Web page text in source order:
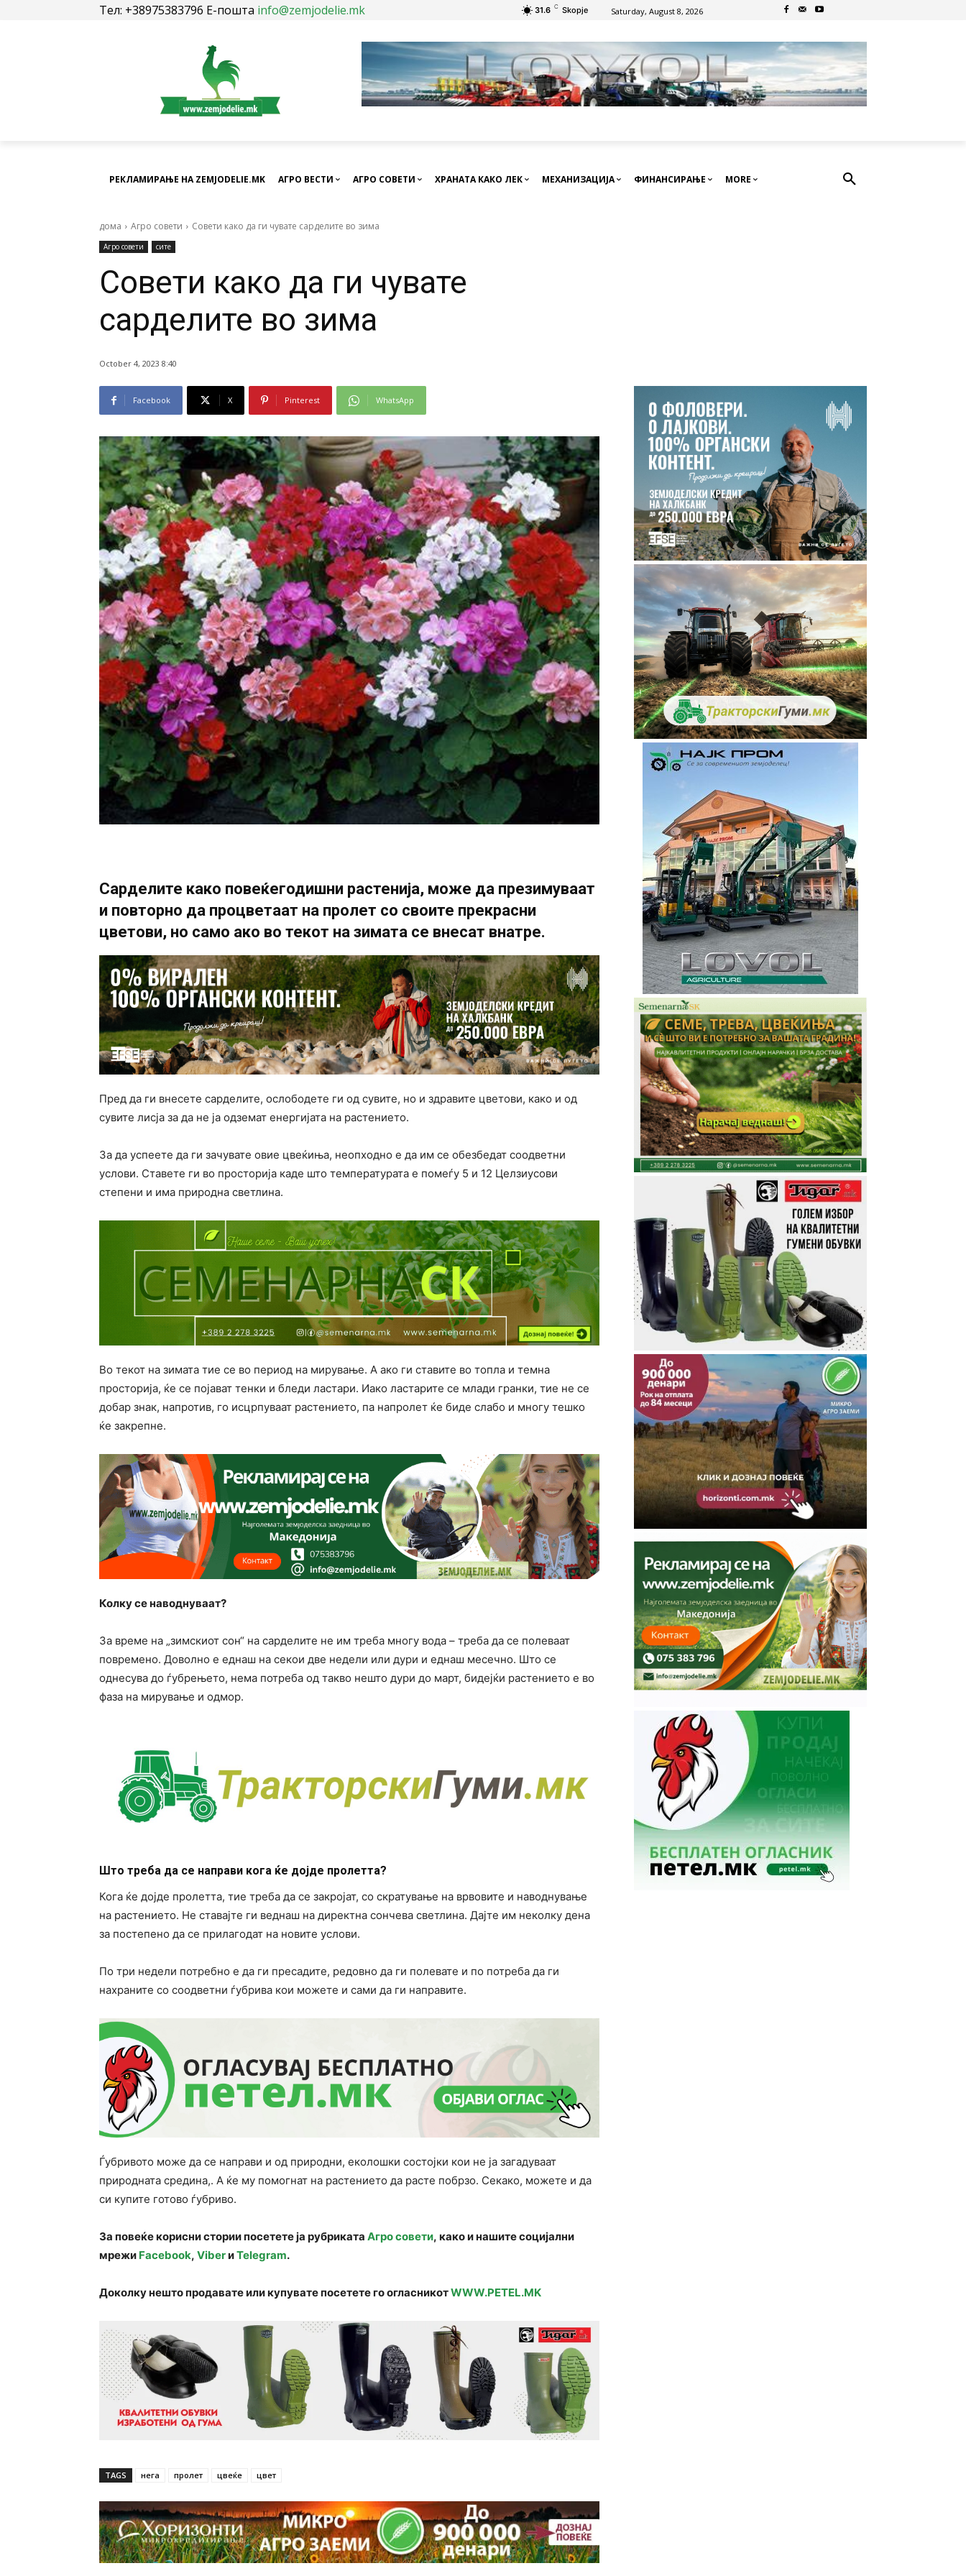
Тел: +38975383796 Е-пошта info@zemjodelie.mk 31.6 C Skopje Saturday, August 8, 2026
РЕКЛАМИРАЊЕ НА ZEMJODELIE.MK АГРО ВЕСТИ АГРО СОВЕТИ ХРАНАТА КАКО ЛЕК МЕХАНИЗАЦИЈА ФИНАНСИРАЊЕ MORE
дома Агро совети Совети како да ги чувате сарделите во зима
Агро совети сите
Совети како да ги чувате
сарделите во зима
October 4, 2023 8:40
Facebook X Pinterest WhatsApp
Сарделите како повеќегодишни растенија, може да презимуваат
и повторно да процветаат на пролет со своите прекрасни
цветови, но само ако во текот на зимата се внесат внатре.
Пред да ги внесете сарделите, ослободете ги од сувите, но и здравите цветови, како и од
сувите лисја за да не ја одземат енергијата на растението.
За да успеете да ги зачувате овие цвеќиња, неопходно е да им се обезбедат соодветни
услови. Ставете ги во просторија каде што температурата е помеѓу 5 и 12 Целзиусови
степени и има природна светлина.
Во текот на зимата тие се во период на мирување. А ако ги ставите во топла и темна
просторија, ќе се појават тенки и бледи ластари. Иако ластарите се млади гранки, тие не се
добар знак, напротив, го исцрпуваат растението, па напролет ќе биде слабо и многу тешко
ќе закрепне.
Колку се наводнуваат?
За време на „зимскиот сон“ на сарделите не им треба многу вода – треба да се полеваат
повремено. Доволно е еднаш на секои две недели или дури и еднаш месечно. Што се
однесува до ѓубрењето, нема потреба од такво нешто дури до март, бидејќи растението е во
фаза на мирување и одмор.
Што треба да се направи кога ќе дојде пролетта?
Кога ќе дојде пролетта, тие треба да се закројат, со скратување на врвовите и наводнување
на растението. Не ставајте ги веднаш на директна сончева светлина. Дајте им неколку дена
за постепено да се прилагодат на новите услови.
По три недели потребно е да ги пресадите, редовно да ги полевате и по потреба да ги
нахраните со соодветни ѓубрива кои можете и сами да ги направите.
Ѓубривото може да се направи и од природни, еколошки состојки кои не ја загадуваат
природната средина,. А ќе му помогнат на растението да расте побрзо. Секако, можете и да
си купите готово ѓубриво.
За повеќе корисни стории посетете ја рубриката Агро совети, како и нашите социјални
мрежи Facebook, ViberиTelegram.
Доколку нешто продавате или купувате посетете го огласникотWWW.PETEL.MK
TAGS нега пролет цвеќе цвет